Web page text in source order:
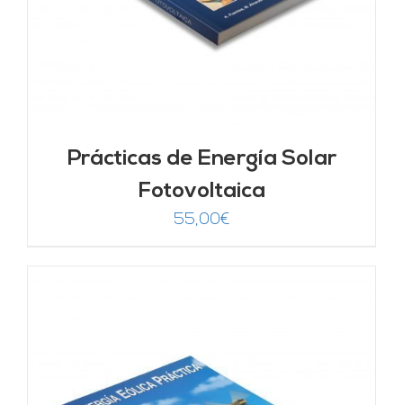
Prácticas de Energía Solar
Fotovoltaica
55,00€